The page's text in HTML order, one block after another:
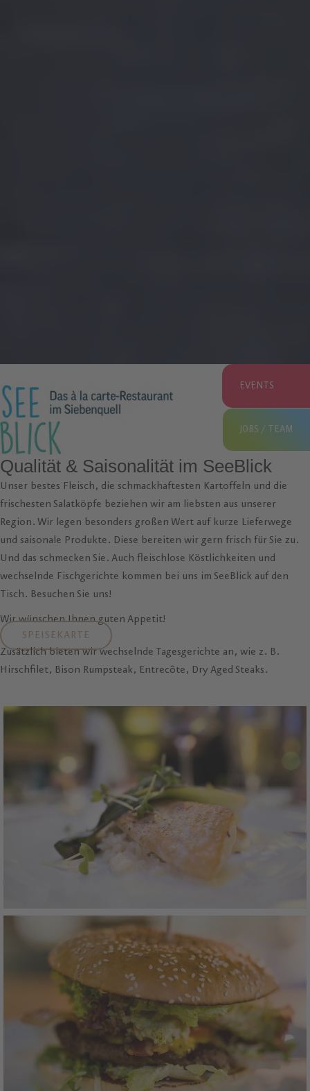
EVENTS
JOBS / TEAM
Qualität & Saisonalität im SeeBlick
Unser bestes Fleisch, die schmackhaftesten Kartoffeln und die
frischesten Salatköpfe beziehen wir am liebsten aus unserer
Region. Wir legen besonders großen Wert auf kurze Lieferwege
und saisonale Produkte. Diese bereiten wir gern frisch für Sie zu.
Und das schmecken Sie. Auch fleischlose Köstlichkeiten und
wechselnde Fischgerichte kommen bei uns im SeeBlick auf den
Tisch. Besuchen Sie uns!
Wir wünschen Ihnen guten Appetit!
SPEISEKARTE
Zusätzlich bieten wir wechselnde Tagesgerichte an, wie z. B.
Hirschfilet, Bison Rumpsteak, Entrecôte, Dry Aged Steaks.